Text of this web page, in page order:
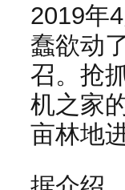
2019年
蠢欲动
召。抢
机之家
亩林地